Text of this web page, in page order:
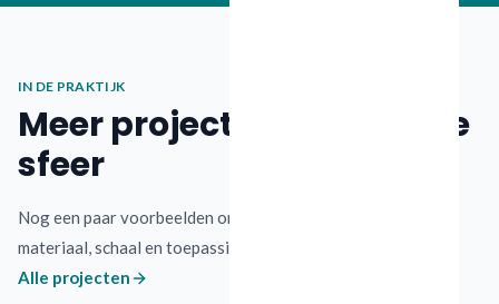
IN DE PRAKTIJK
Meer projecten in dezelfde
sfeer
Nog een paar voorbeelden om gevoel te krijgen voor
materiaal, schaal en toepassing.
Alle projecten